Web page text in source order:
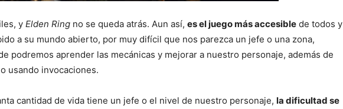
y Elden Ring no se queda atrás. Aun así, es el juego más accesible de todos y
a su mundo abierto, por muy difícil que nos parezca un jefe o una zona,
podremos aprender las mecánicas y mejorar a nuestro personaje, además de
usando invocaciones.
cantidad de vida tiene un jefe o el nivel de nuestro personaje, la dificultad se